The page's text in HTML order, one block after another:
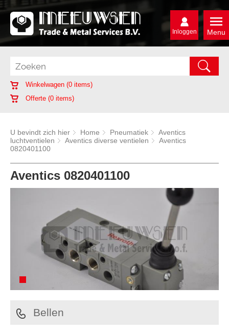
Menu
Inloggen
Winkelwagen (0 items)
Offerte (0 items)
U bevindt zich hier Home Pneumatiek
Aventics
luchtventielen
Aventics diverse ventielen
Aventics
0820401100
Aventics 0820401100
Bellen